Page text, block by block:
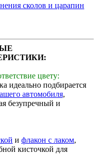
сколов и царапин
цвету:
идеально подбирается
автомобиля,
безупречный и
и флакон с лаком,
кисточкой для